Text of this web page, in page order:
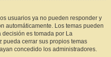
usuarios ya no pueden responder y
automáticamente. Los temas pueden
decisión es tomada por La
pueda cerrar sus propios temas
concedido los administradores.